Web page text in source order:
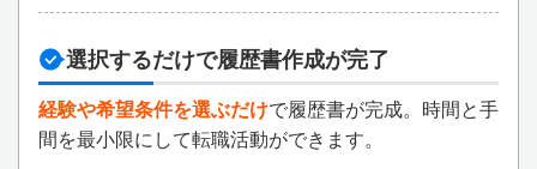
選択するだけで履歴書作成が完了
経験や希望条件を選ぶだけで履歴書が完成。時間と手
間を最小限にして転職活動ができます。